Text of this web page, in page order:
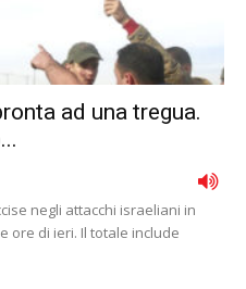
ad una tregua.
negli attacchi israeliani in
ore di ieri. Il totale include